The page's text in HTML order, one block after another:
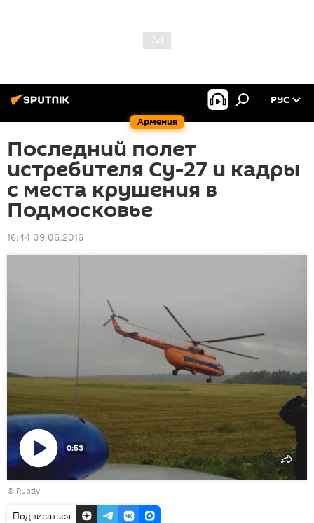
Армения
РУС
Последний полет
истребителя Су-27 и кадры
с места крушения в
Подмосковье
16:44 09.06.2016
Воспроизвести
видео
0:53
© Ruptly
Подписаться